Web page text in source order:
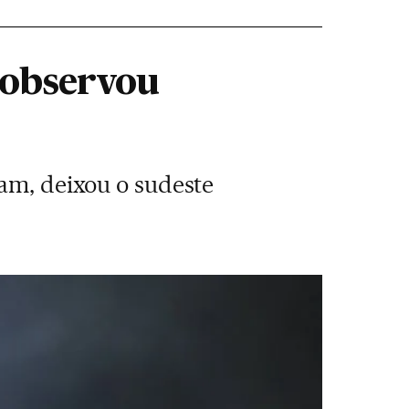
deixou o sudeste